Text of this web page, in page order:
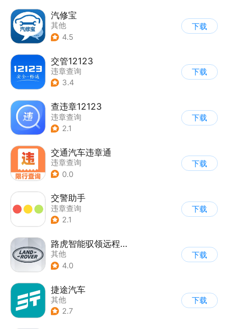
汽修宝
其他
4.5
下载
交管12123
违章查询
3.4
下载
查违章12123
违章查询
2.1
下载
交通汽车违章通
违章查询
0.0
下载
交警助手
违章查询
2.1
下载
路虎智能驭领远程遥控
其他
4.0
下载
捷途汽车
其他
2.7
下载